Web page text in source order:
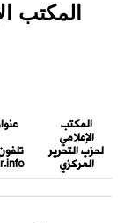
المكتب
المكتب
الإعلامي
لحزب التحرير
المركزي